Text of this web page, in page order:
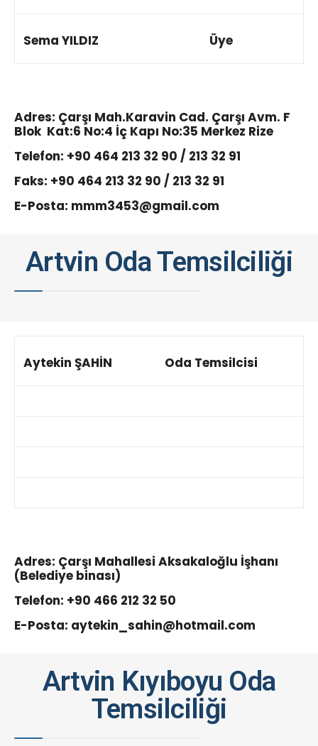
Sema YILDIZ Üye
Adres: Çarşı Mah.Karavin Cad. Çarşı Avm. F
Blok Kat:6 No:4 İç Kapı No:35 Merkez Rize
Telefon: +90 464 213 32 90 / 213 32 91
Faks: +90 464 213 32 90 / 213 32 91
E-Posta: mmm3453@gmail.com
Artvin Oda Temsilciliği
Aytekin ŞAHİN Oda Temsilcisi
Adres: Çarşı Mahallesi Aksakaloğlu İşhanı
(Belediye binası)
Telefon: +90 466 212 32 50
E-Posta: aytekin_sahin@hotmail.com
Artvin Kıyıboyu Oda
Temsilciliği